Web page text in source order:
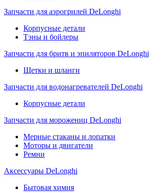
Запчасти для аэрогрилей DeLonghi
Корпусные детали
Тэны и бойлеры
Запчасти для бритв и эпиляторов DeLonghi
Щетки и шланги
Запчасти для водонагревателей DeLonghi
Корпусные детали
Запчасти для морожениц DeLonghi
Мерные стаканы и лопатки
Моторы и двигатели
Ремни
Аксессуары DeLonghi
Бытовая химия